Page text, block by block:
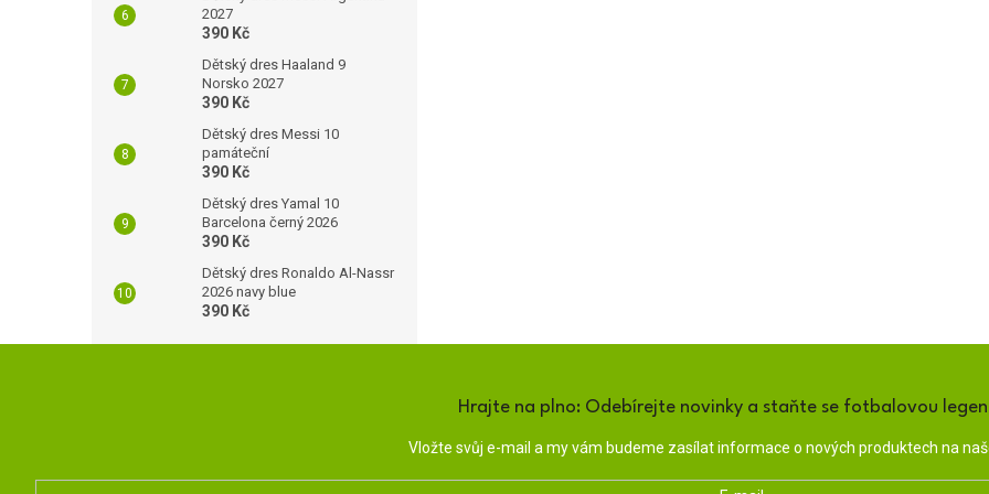
2027
390 Kč
Dětský dres Haaland 9
Norsko 2027
390 Kč
Dětský dres Messi 10
památeční
390 Kč
Dětský dres Yamal 10
Barcelona černý 2026
390 Kč
Dětský dres Ronaldo Al-Nassr
2026 navy blue
390 Kč
Hrajte na plno: Odebírejte novinky a staňte se fotbalovou
Vložte svůj e-mail a my vám budeme zasílat informace o nových produktech na